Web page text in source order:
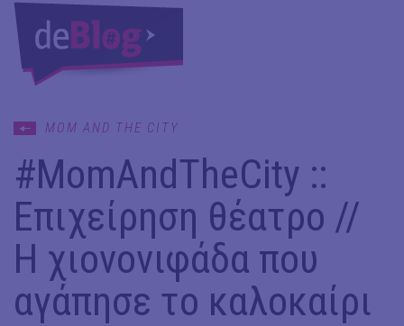
MOM AND THE CITY
#MomAndTheCity ::
Επιχείρηση θέατρο //
Η χιονονιφάδα που
αγάπησε το καλοκαίρι